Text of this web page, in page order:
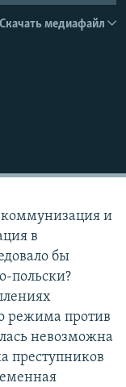
Скачать медиафайл
и
в
бы
польски?
режима против
невозможна
преступников